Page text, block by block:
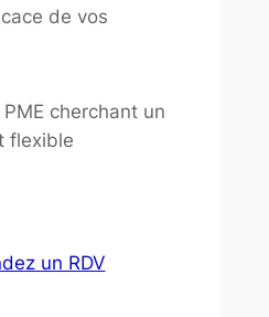
de vos
cherchant un
flexible
un RDV